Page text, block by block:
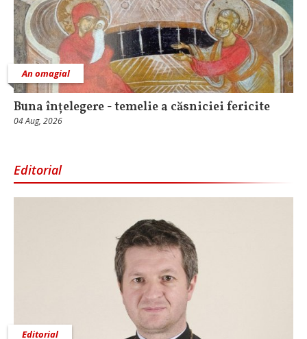
An omagial
Buna înțelegere - temelie a căsniciei fericite
04 Aug, 2026
Editorial
Editorial